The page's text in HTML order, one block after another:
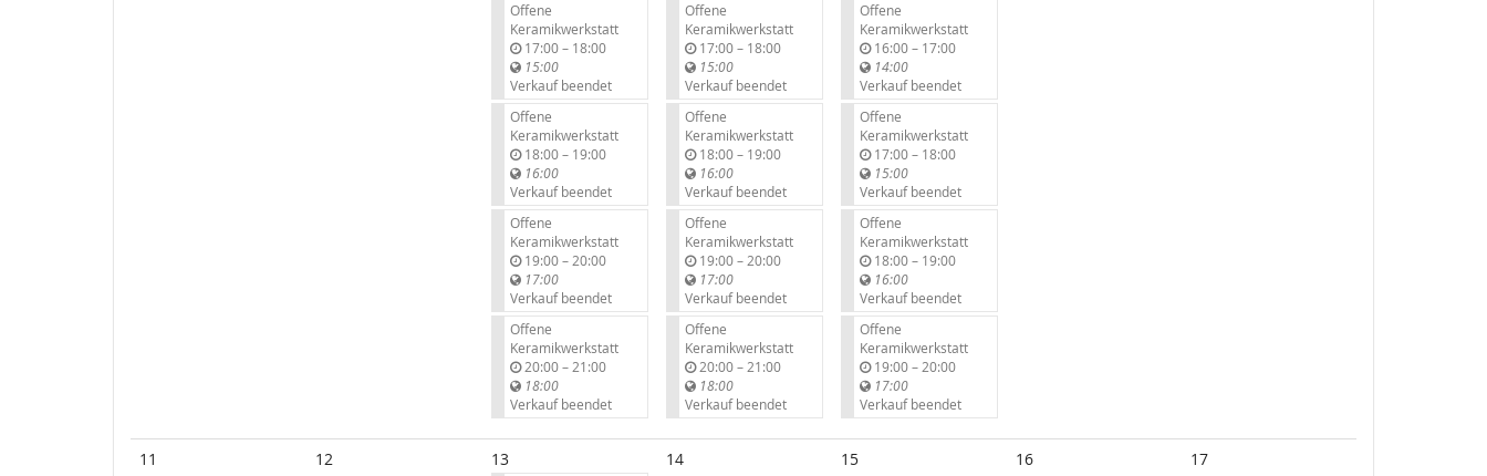
Offene
Keramikwerkstatt
17:00–b
s
18:00
15:00
Verkauf beendet
Offene
Keramikwerkstatt
18:00–b
s
19:00
16:00
Verkauf beendet
Offene
Keramikwerkstatt
19:00–b
s
20:00
17:00
Verkauf beendet
Offene
Keramikwerkstatt
20:00–b
s
21:00
18:00
Verkauf beendet
Offene
Keramikwerkstatt
17:00–b
s
18:00
15:00
Verkauf beendet
Offene
Keramikwerkstatt
18:00–b
s
19:00
16:00
Verkauf beendet
Offene
Keramikwerkstatt
19:00–b
s
20:00
17:00
Verkauf beendet
Offene
Keramikwerkstatt
20:00–b
s
21:00
18:00
Verkauf beendet
Offene
Keramikwerkstatt
16:00–b
s
17:00
14:00
Verkauf beendet
Offene
Keramikwerkstatt
17:00–b
s
18:00
15:00
Verkauf beendet
Offene
Keramikwerkstatt
18:00–b
s
19:00
16:00
Verkauf beendet
Offene
Keramikwerkstatt
19:00–b
s
20:00
17:00
Verkauf beendet
11 12 13 14 15 16 17